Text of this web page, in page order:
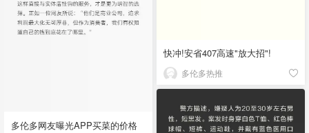
快冲!安省407高速"放大招"!
多伦多热推
多伦多网友曝光APP买菜的价格